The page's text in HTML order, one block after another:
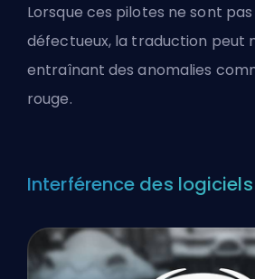
Lorsque ces pilotes ne sont
défectueux, la traduction peut
entraînant des anomalies
rouge.
Interférence des